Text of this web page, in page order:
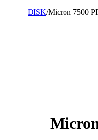
DISK/Micron 7500